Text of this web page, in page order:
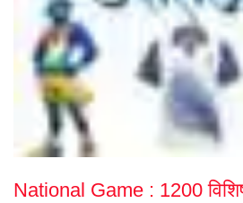
National Game : 1200